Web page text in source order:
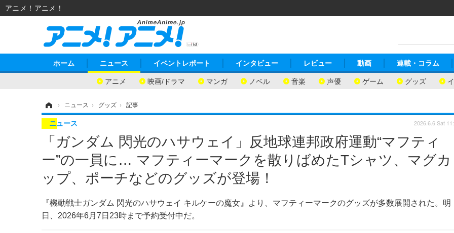
ホーム ニュース
アニメ 映画/ドラマ マンガ ノベル 音楽 声優 ゲーム グッズ
イベントレポート インタビュー レビュー 動画 連載・コラム
› ニュース › グッズ › 記事
「ガンダム 閃光のハサウェイ」反地球連邦政府運動“マフティ
ー”の一員に… マフティーマークを散りばめたTシャツ、マグカ
ップ、ポーチなどのグッズが登場！
『機動戦士ガンダム 閃光のハサウェイ キルケーの魔女』より、マフティーマークのグッズが多数展開された。明
日、2026年6月7日23時まで予約受付中だ。
ニュース 2026.6.6 Sat
アニメ！アニメ！